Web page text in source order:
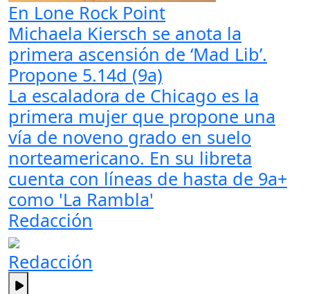
En Lone Rock Point
Michaela Kiersch se anota la
primera ascensión de ‘Mad Lib’.
Propone 5.14d (9a)
La escaladora de Chicago es la
primera mujer que propone una
vía de noveno grado en suelo
norteamericano. En su libreta
cuenta con líneas de hasta de 9a+
como 'La Rambla'
Redacción
Redacción